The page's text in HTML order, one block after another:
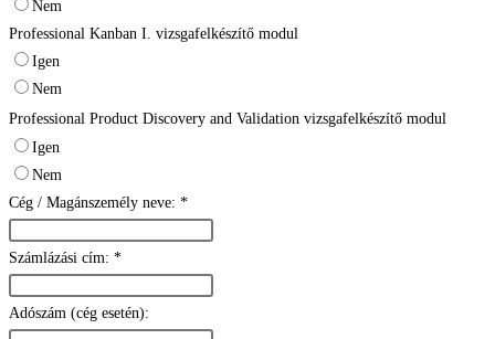
Nem
Professional Kanban I. vizsgafelkészítő modul
Igen
Nem
Professional Product Discovery and Validation vizsgafelkészítő modul
Igen
Nem
Cég / Magánszemély neve: *
Számlázási cím: *
Adószám (cég esetén):